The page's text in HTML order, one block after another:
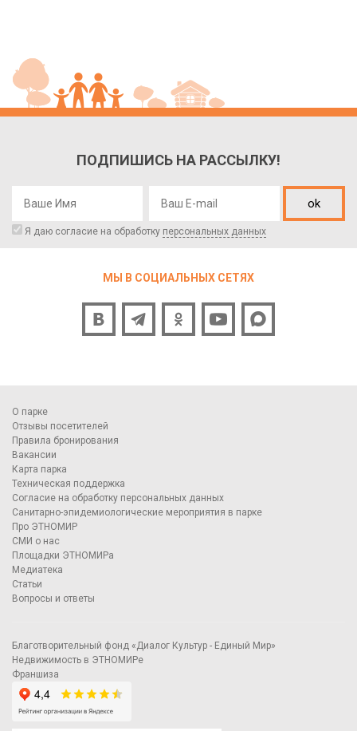
ПОДПИШИСЬ НА РАССЫЛКУ!
ok
Я даю согласие на обработку персональных данных
МЫ В СОЦИАЛЬНЫХ СЕТЯХ
О парке
Отзывы посетителей
Правила бронирования
Вакансии
Карта парка
Техническая поддержка
Согласие на обработку персональных данных
Санитарно-эпидемиологические мероприятия в парке
Про ЭТНОМИР
СМИ о нас
Площадки ЭТНОМИРа
Медиатека
Статьи
Вопросы и ответы
Благотворительный фонд «Диалог Культур - Единый Мир»
Недвижимость в ЭТНОМИРе
Франшиза